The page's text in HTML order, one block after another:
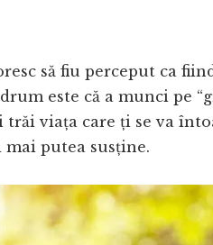
să fiu perceput ca
este că a munci pe
trăi viața care ți se va
putea susține.